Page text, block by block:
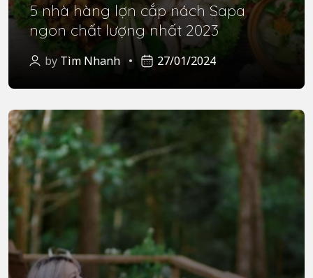
5 nhà hàng lợn cắp nách Sapa
ngon chất lượng nhất 2023
by Tìm Nhanh 27/01/2024